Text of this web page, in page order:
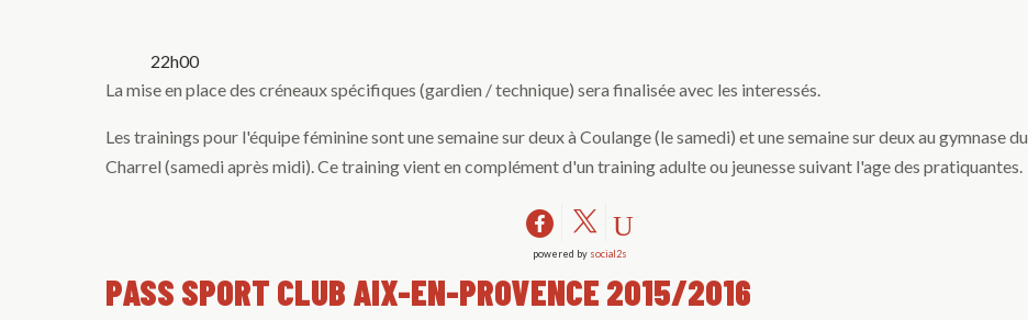
22h00
La mise en place des créneaux spécifiques (gardien / technique) sera finalisée avec les interessés.
Les trainings pour l'équipe féminine sont une semaine sur deux à Coulange (le samedi) et une semaine sur deux au gymnase du
Charrel (samedi après midi). Ce training vient en complément d'un training adulte ou jeunesse suivant l'age des pratiquantes.
powered by social2s
PASS SPORT CLUB AIX-EN-PROVENCE 2015/2016